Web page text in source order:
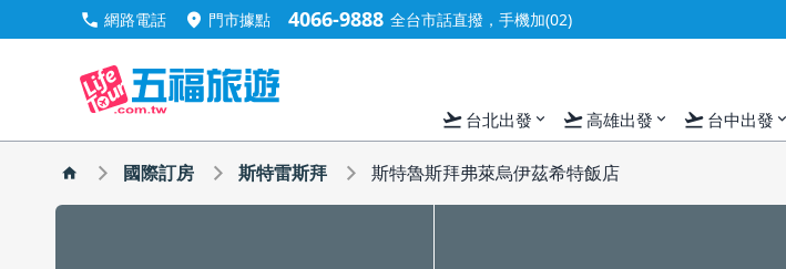
call 網路電話 location_on 門市據點 4066-9888 全台市話直撥，手機加(02)
flight_takeoff 台北出發 expand_more flight_takeoff高雄出發 expand_more flight_takeoff 台中出發 expand_more
國際訂房 斯特雷斯拜 斯特魯斯拜弗萊烏伊茲希特飯店